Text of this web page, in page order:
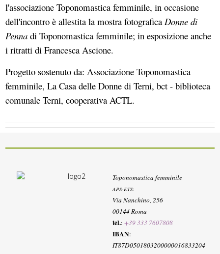
l'associazione Toponomastica femminile, in occasione
dell'incontro è allestita la mostra fotografica Donne di
Penna di Toponomastica femminile; in esposizione anche
i ritratti di Francesca Ascione.
Progetto sostenuto da: Associazione Toponomastica
femminile, La Casa delle Donne di Terni, bct - biblioteca
comunale Terni, cooperativa ACTL.
Toponomastica femminile
APS-ETS:
Via Nanchino, 256
00144 Roma
tel.:+39 333 7607808
IBAN:
IT87D0501803200000016833204